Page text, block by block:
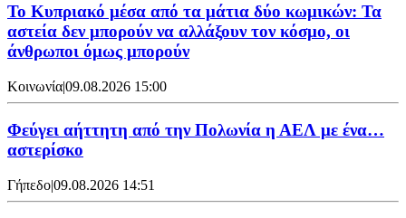
Το Κυπριακό μέσα από τα μάτια δύο κωμικών: Τα
αστεία δεν μπορούν να αλλάξουν τον κόσμο, οι
άνθρωποι όμως μπορούν
Κοινωνία|09.08.2026 15:00
Φεύγει αήττητη από την Πολωνία η ΑΕΛ με ένα…
αστερίσκο
Γήπεδο|09.08.2026 14:51